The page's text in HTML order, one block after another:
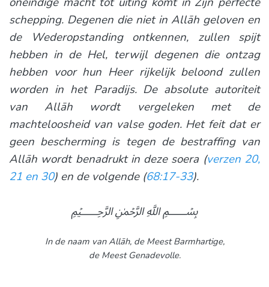
schepping. Degenen die niet in Allāh geloven en
de Wederopstanding ontkennen, zullen spijt
hebben in de Hel, terwijl degenen die ontzag
hebben voor hun Heer rijkelijk beloond zullen
worden in het Paradijs. De absolute autoriteit
van Allāh wordt vergeleken met de
machteloosheid van valse goden. Het feit dat er
geen bescherming is tegen de bestraffing van
Allāh wordt benadrukt in deze soera (verzen 20,
21 en 30) en de volgende (68:17-33).
In de naam van Allāh, de Meest Barmhartige,
de Meest Genadevolle.
﷽